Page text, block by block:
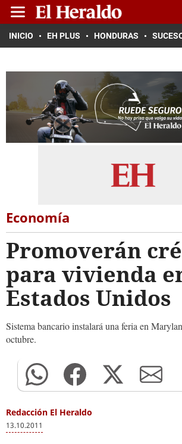
INICIO EH PLUS HONDURAS
Economía
Promoverán
para vivienda
Estados Unidos
Sistema bancario instalará una feria en
octubre.
Redacción El Heraldo
13.10.2011